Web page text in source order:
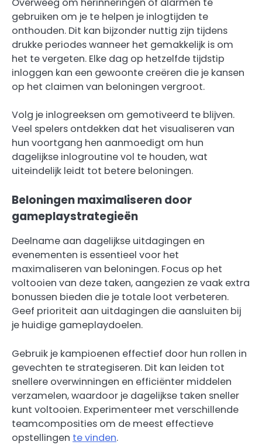
Overweeg om herinneringen of alarmen te
gebruiken om je te helpen je inlogtijden te
onthouden. Dit kan bijzonder nuttig zijn tijdens
drukke periodes wanneer het gemakkelijk is om
het te vergeten. Elke dag op hetzelfde tijdstip
inloggen kan een gewoonte creëren die je kansen
op het claimen van beloningen vergroot.
Volg je inlogreeksen om gemotiveerd te blijven.
Veel spelers ontdekken dat het visualiseren van
hun voortgang hen aanmoedigt om hun
dagelijkse inlogroutine vol te houden, wat
uiteindelijk leidt tot betere beloningen.
Beloningen maximaliseren door
gameplaystrategieën
Deelname aan dagelijkse uitdagingen en
evenementen is essentieel voor het
maximaliseren van beloningen. Focus op het
voltooien van deze taken, aangezien ze vaak extra
bonussen bieden die je totale loot verbeteren.
Geef prioriteit aan uitdagingen die aansluiten bij
je huidige gameplaydoelen.
Gebruik je kampioenen effectief door hun rollen in
gevechten te strategiseren. Dit kan leiden tot
snellere overwinningen en efficiënter middelen
verzamelen, waardoor je dagelijkse taken sneller
kunt voltooien. Experimenteer met verschillende
teamcomposities om de meest effectieve
opstellingen te vinden.